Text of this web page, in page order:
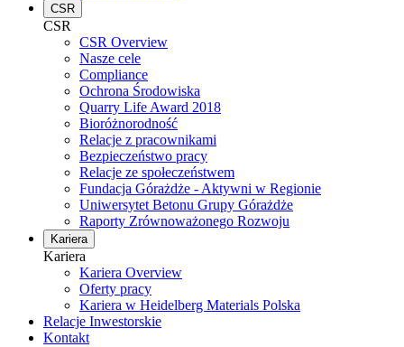
CSR
CSR
CSR Overview
Nasze cele
Compliance
Ochrona Środowiska
Quarry Life Award 2018
Bioróżnorodność
Relacje z pracownikami
Bezpieczeństwo pracy
Relacje ze społeczeństwem
Fundacja Górażdże - Aktywni w Regionie
Uniwersytet Betonu Grupy Górażdże
Raporty Zrównoważonego Rozwoju
Kariera
Kariera
Kariera Overview
Oferty pracy
Kariera w Heidelberg Materials Polska
Relacje Inwestorskie
Kontakt